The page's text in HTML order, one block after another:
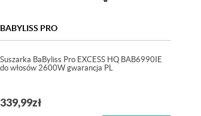
BABYLISS PRO
Suszarka BaByliss Pro EXCESS HQ BAB6990IE
do włosów 2600W gwarancja PL
339,99zł